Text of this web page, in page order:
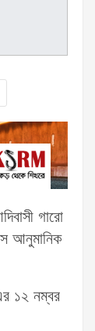
গারো
আনুমানিক
১২ নম্বর